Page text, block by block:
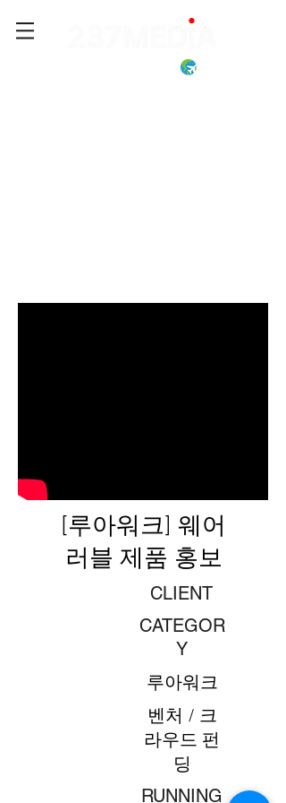
[루아워크] 웨어
러블 제품 홍보
CLIENT
CATEGOR
Y
루아워크
벤처 / 크
라우드 펀
딩
​RUNNING